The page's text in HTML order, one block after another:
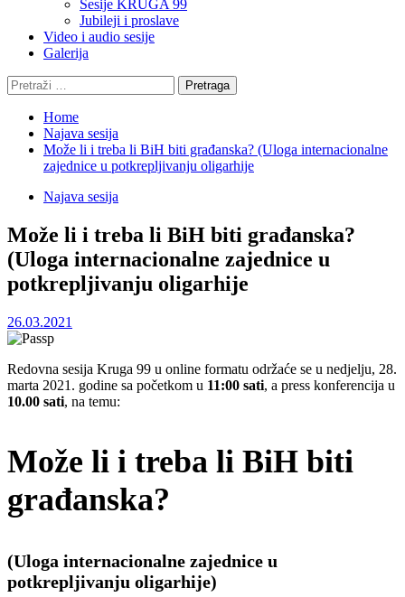
Sesije KRUGA 99
Jubileji i proslave
Video i audio sesije
Galerija
Pretraga:
Home
Najava sesija
Može li i treba li BiH biti građanska? (Uloga internacionalne
zajednice u potkrepljivanju oligarhije
Najava sesija
Može li i treba li BiH biti građanska?
(Uloga internacionalne zajednice u
potkrepljivanju oligarhije
26.03.2021
Redovna sesija Kruga 99 u online formatu održaće se u nedjelju, 28.
marta 2021. godine sa početkom u 11:00 sati, a press konferencija u
10.00 sati, na temu:
Može li i treba li BiH biti
građanska?
(Uloga internacionalne zajednice u
potkrepljivanju oligarhije)